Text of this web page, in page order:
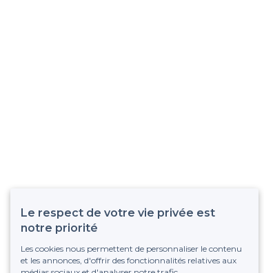
Le respect de votre vie privée est
notre priorité
Les cookies nous permettent de personnaliser le contenu
et les annonces, d'offrir des fonctionnalités relatives aux